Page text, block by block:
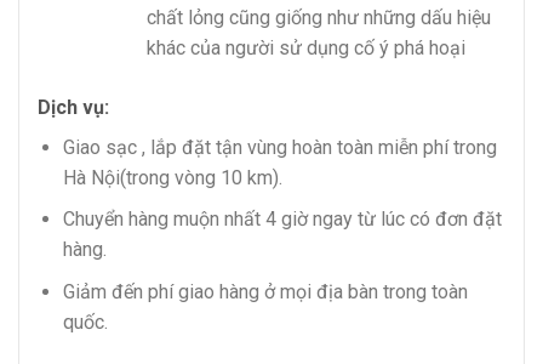
chất lỏng cũng giống như những dấu hiệu
khác của người sử dụng cố ý phá hoại
Dịch vụ:
Giao sạc , lắp đặt tận vùng hoàn toàn miễn phí trong
Hà Nội(trong vòng 10 km).
Chuyển hàng muộn nhất 4 giờ ngay từ lúc có đơn đặt
hàng.
Giảm đến phí giao hàng ở mọi địa bàn trong toàn
quốc.